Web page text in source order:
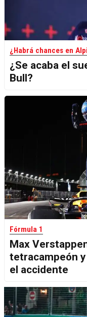
¿Habrá chances en
¿Se acaba el
Bull?
Fórmula 1
Max
tetracampeón
el accidente